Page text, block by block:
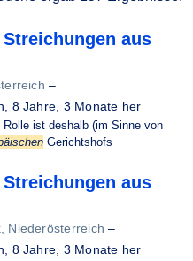
aus
–
8 Jahre, 3 Monate her
ist deshalb (im Sinne von
Gerichtshofs
aus
Niederösterreich –
8 Jahre, 3 Monate her